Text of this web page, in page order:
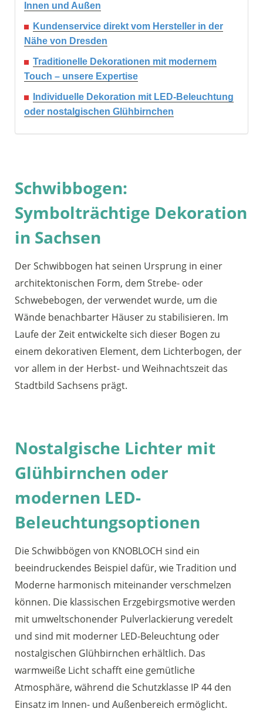
Innen und Außen
Kundenservice direkt vom Hersteller in der
Nähe von Dresden
Traditionelle Dekorationen mit modernem
Touch – unsere Expertise
Individuelle Dekoration mit LED-Beleuchtung
oder nostalgischen Glühbirnchen
Schwibbogen:
Symbolträchtige Dekoration
in Sachsen
Der Schwibbogen hat seinen Ursprung in einer
architektonischen Form, dem Strebe- oder
Schwebebogen, der verwendet wurde, um die
Wände benachbarter Häuser zu stabilisieren. Im
Laufe der Zeit entwickelte sich dieser Bogen zu
einem dekorativen Element, dem Lichterbogen, der
vor allem in der Herbst- und Weihnachtszeit das
Stadtbild Sachsens prägt.
Nostalgische Lichter mit
Glühbirnchen oder
modernen LED-
Beleuchtungsoptionen
Die Schwibbögen von KNOBLOCH sind ein
beeindruckendes Beispiel dafür, wie Tradition und
Moderne harmonisch miteinander verschmelzen
können. Die klassischen Erzgebirgsmotive werden
mit umweltschonender Pulverlackierung veredelt
und sind mit moderner LED-Beleuchtung oder
nostalgischen Glühbirnchen erhältlich. Das
warmweiße Licht schafft eine gemütliche
Atmosphäre, während die Schutzklasse IP 44 den
Einsatz im Innen- und Außenbereich ermöglicht.